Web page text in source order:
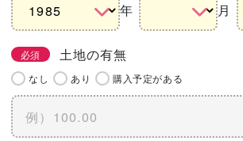
年 月
必須 土地の有無
なし あり 購入予定がある